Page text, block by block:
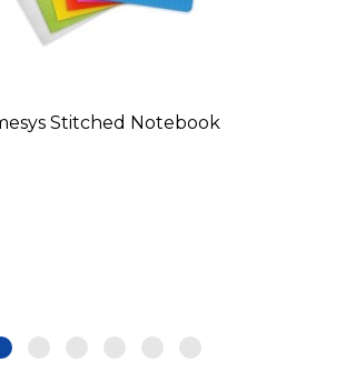
Stitched Notebook